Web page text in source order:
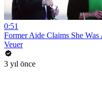
0:51
Former Aide Claims She
Veuer
3 yıl önce